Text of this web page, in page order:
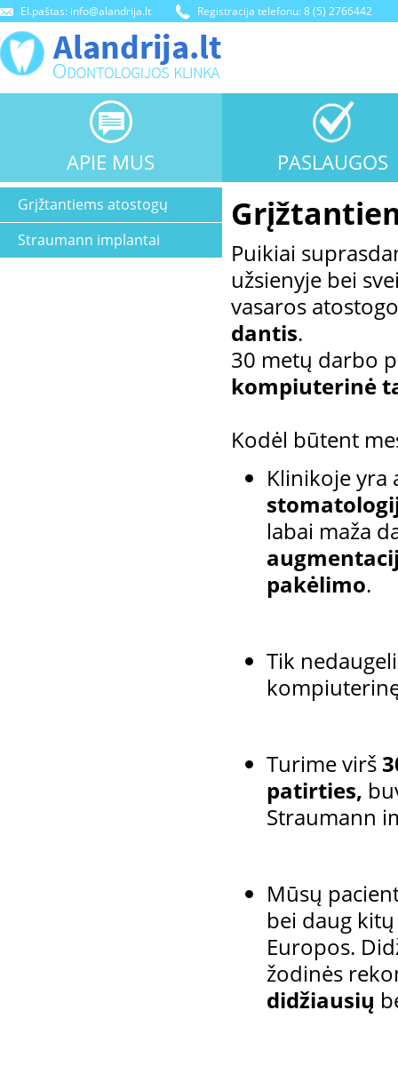
El.paštas: info@alandrija.lt Registracija telefonu: 8 (5) 2766442
APIE MUS PASLAUGOS
Grįžtantiems atostogų
Straumann implantai
Puikiai
užsienyje bei
vasaros
dantis.
30 metų darbo
kompiuterinė
Kodėl būtent
Klinikoje yra
labai maža
pakėlimo.
Tik
Turime virš
patirties,
Straumann
Mūsų
bei daug
Europos.
žodinės
didžiausių